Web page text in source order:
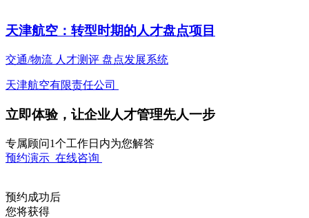
天津航空：转型时期的人才盘点项目
交通/物流 人才测评 盘点发展系统
天津航空有限责任公司
立即体验，让企业人才管理先人一步
专属顾问1个工作日内为您解答
预约演示 在线咨询
预约成功后
您将获得